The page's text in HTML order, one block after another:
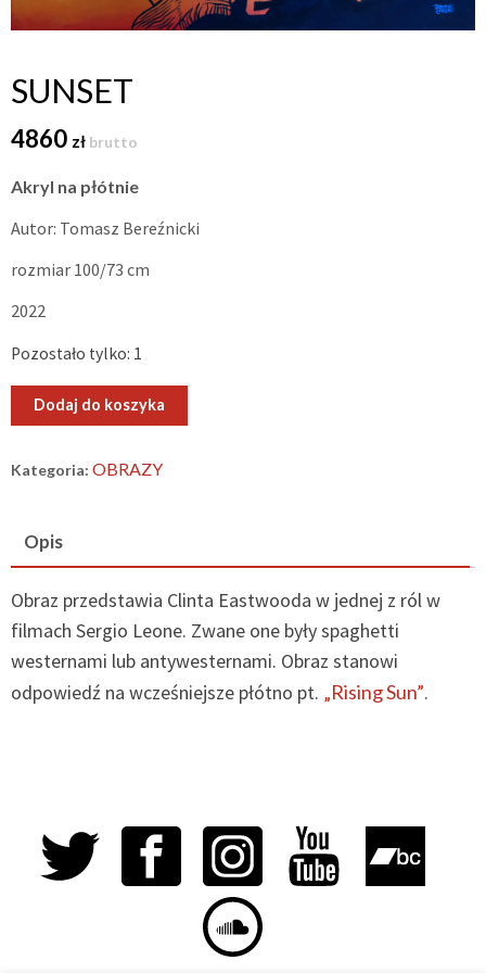
SUNSET
4860 zł brutto
Akryl na płótnie
Autor: Tomasz Bereźnicki
rozmiar 100/73 cm
2022
Pozostało tylko: 1
ilość
Sunset
Dodaj do koszyka
Kategoria: OBRAZY
Opis
Obraz przedstawia Clinta Eastwooda w jednej z ról w
filmach Sergio Leone. Zwane one były spaghetti
westernami lub antywesternami. Obraz stanowi
odpowiedź na wcześniejsze płótno pt. „Rising Sun”.